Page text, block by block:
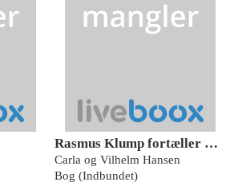
Rasmus Klump fortæller H.C. Andersens eventyr
Carla og Vilhelm Hansen
Bog (Indbundet)